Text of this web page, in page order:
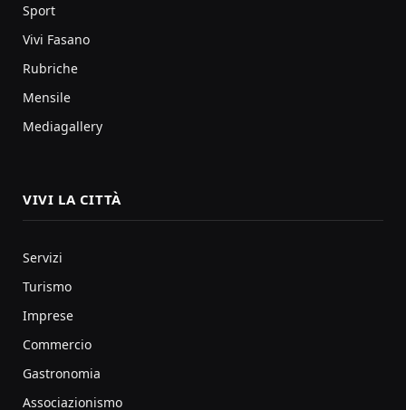
Sport
Vivi Fasano
Rubriche
Mensile
Mediagallery
VIVI LA CITTÀ
Servizi
Turismo
Imprese
Commercio
Gastronomia
Associazionismo